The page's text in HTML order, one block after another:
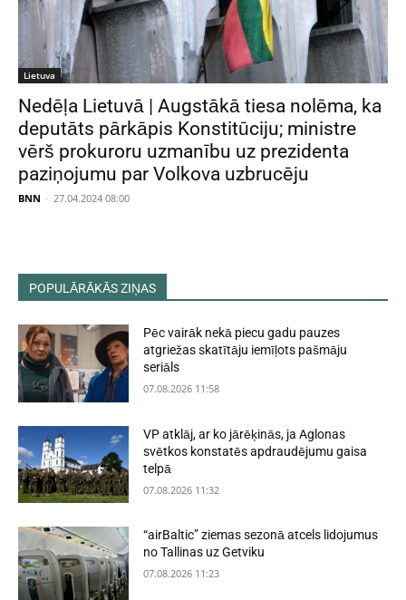
Lietuva
Nedēļa Lietuvā | Augstākā tiesa nolēma, ka
deputāts pārkāpis Konstitūciju; ministre
vērš prokuroru uzmanību uz prezidenta
paziņojumu par Volkova uzbrucēju
BNN - 27.04.2024 08:00
POPULĀRĀKĀS ZIŅAS
Pēc vairāk nekā piecu gadu pauzes
atgriežas skatītāju iemīļots pašmāju
seriāls
07.08.2026 11:58
VP atklāj, ar ko jārēķinās, ja Aglonas
svētkos konstatēs apdraudējumu gaisa
telpā
07.08.2026 11:32
“airBaltic” ziemas sezonā atcels lidojumus
no Tallinas uz Getviku
07.08.2026 11:23